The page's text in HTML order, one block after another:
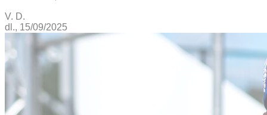
V. D.
dl., 15/09/2025